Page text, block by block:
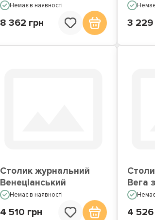
Немає в наявності
8 362 грн 3 229
Столик журнальний
Венеціанський
Немає в наявності
4 510 грн
Вега
4 526